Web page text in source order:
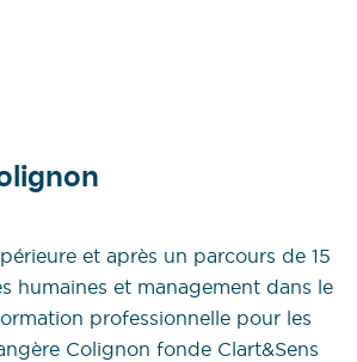
et après un parcours de 15
humaines et management dans le
professionnelle pour les
Colignon fonde Clart&Sens